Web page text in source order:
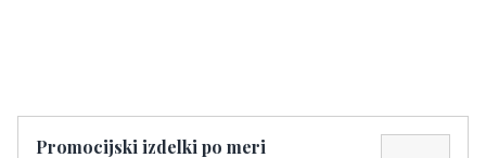
Promocijski izdelki po meri